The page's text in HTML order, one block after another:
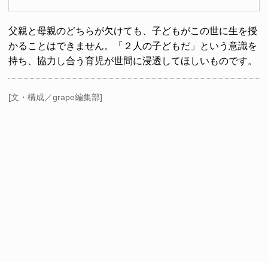
父親と母親のどちらが欠けても、子どもがこの世に生を授
かることはできません。「２人の子どもだ」という意識を
持ち、協力し合う育児が世間に浸透してほしいものです。
[文・構成／grape編集部]